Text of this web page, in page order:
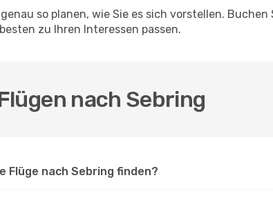
genau so planen, wie Sie es sich vorstellen.
zu Ihren Interessen passen.
nach Sebring
Flüge nach Sebring finden?